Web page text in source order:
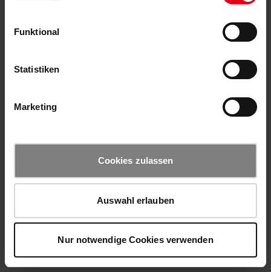
Funktional
Statistiken
Marketing
Cookies zulassen
Auswahl erlauben
Nur notwendige Cookies verwenden